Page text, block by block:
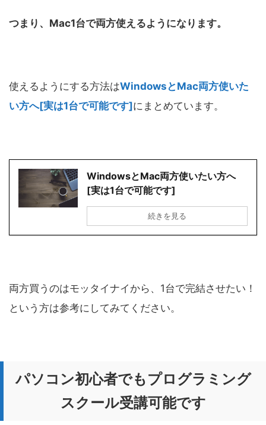
つまり、Mac1台で両方使えるようになります。
使えるようにする方法はWindowsとMac両方使いた
い方へ[実は1台で可能です]にまとめています。
WindowsとMac両方使いたい方へ
[実は1台で可能です]
続きを見る
両方買うのはモッタイナイから、1台で完結させたい！
という方は参考にしてみてください。
パソコン初心者でもプログラミング
スクール受講可能です